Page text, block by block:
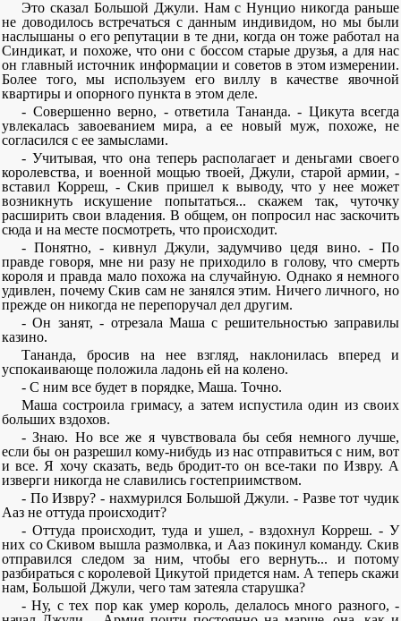
Это сказал Большой Джули. Нам с Нунцио никогда раньше
не доводилось встречаться с данным индивидом, но мы были
наслышаны о его репутации в те дни, когда он тоже работал на
Синдикат, и похоже, что они с боссом старые друзья, а для нас
он главный источник информации и советов в этом измерении.
Более того, мы используем его виллу в качестве явочной
квартиры и опорного пункта в этом деле.
- Совершенно верно, - ответила Тананда. - Цикута всегда
увлекалась завоеванием мира, а ее новый муж, похоже, не
согласился с ее замыслами.
- Учитывая, что она теперь располагает и деньгами своего
королевства, и военной мощью твоей, Джули, старой армии, -
вставил Корреш, - Скив пришел к выводу, что у нее может
возникнуть искушение попытаться... скажем так, чуточку
расширить свои владения. В общем, он попросил нас заскочить
сюда и на месте посмотреть, что происходит.
- Понятно, - кивнул Джули, задумчиво цедя вино. - По
правде говоря, мне ни разу не приходило в голову, что смерть
короля и правда мало похожа на случайную. Однако я немного
удивлен, почему Скив сам не занялся этим. Ничего личного, но
прежде он никогда не перепоручал дел другим.
- Он занят, - отрезала Маша с решительностью заправилы
казино.
Тананда, бросив на нее взгляд, наклонилась вперед и
успокаивающе положила ладонь ей на колено.
- С ним все будет в порядке, Маша. Точно.
Маша состроила гримасу, а затем испустила один из своих
больших вздохов.
- Знаю. Но все же я чувствовала бы себя немного лучше,
если бы он разрешил кому-нибудь из нас отправиться с ним, вот
и все. Я хочу сказать, ведь бродит-то он все-таки по Извру. А
изверги никогда не славились гостеприимством.
- По Извру? - нахмурился Большой Джули. - Разве тот чудик
Ааз не оттуда происходит?
- Оттуда происходит, туда и ушел, - вздохнул Корреш. - У
них со Скивом вышла размолвка, и Ааз покинул команду. Скив
отправился следом за ним, чтобы его вернуть... и потому
разбираться с королевой Цикутой придется нам. А теперь скажи
нам, Большой Джули, чего там затеяла старушка?
- Ну, с тех пор как умер король, делалось много разного, -